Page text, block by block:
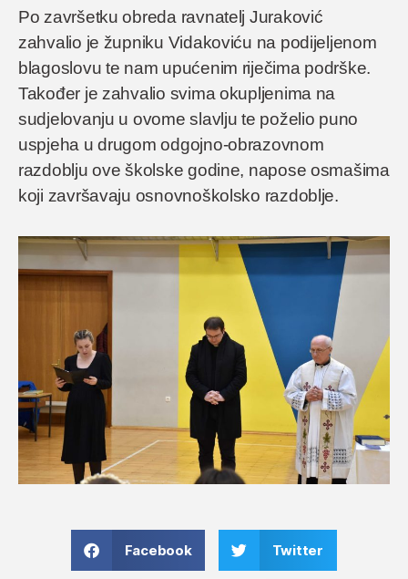
Po završetku obreda ravnatelj Juraković
zahvalio je župniku Vidakoviću na podijeljenom
blagoslovu te nam upućenim riječima podrške.
Također je zahvalio svima okupljenima na
sudjelovanju u ovome slavlju te poželio puno
uspjeha u drugom odgojno-obrazovnom
razdoblju ove školske godine, napose osmašima
koji završavaju osnovnoškolsko razdoblje.
Facebook Twitter